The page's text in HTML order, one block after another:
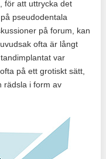
för att uttrycka det
pseudodentala
på forum, kan
ofta är långt
var
på ett grotiskt sätt,
rädsla i form av